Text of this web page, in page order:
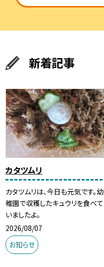
新着記事
カタツムリ
カタツムリは、今日も元気です。幼
稚園で収穫したキュウリを食べて
いましたよ。
2026/08/07
お知らせ